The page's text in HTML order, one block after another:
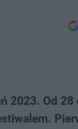
2023. Od 28